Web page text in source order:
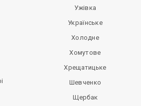
Ужівка
Українське
Холодне
Хомутове
Хрещатицьке
Шевченко
Щербак